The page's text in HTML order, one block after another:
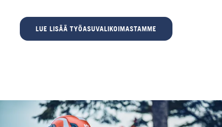
LUE LISÄÄ TYÖASUVALIKOIMASTAMME